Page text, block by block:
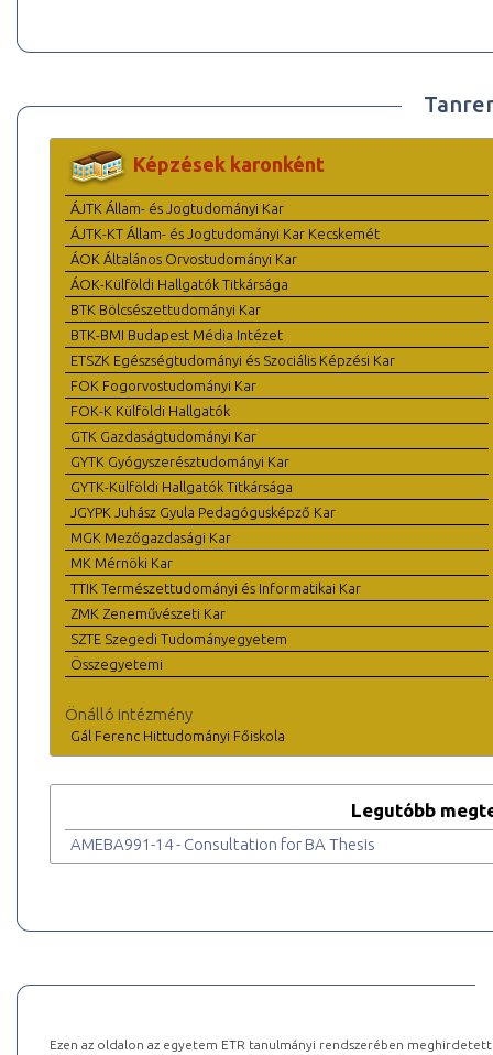
Képzések karonként
ÁJTK Állam- és Jogtudományi Kar
ÁJTK-KT Állam- és Jogtudományi Kar Kecskemét
ÁOK Általános Orvostudományi Kar
ÁOK-Külföldi Hallgatók Titkársága
BTK Bölcsészettudományi Kar
BTK-BMI Budapest Média Intézet
ETSZK Egészségtudományi és Szociális Képzési Kar
FOK Fogorvostudományi Kar
FOK-K Külföldi Hallgatók
GTK Gazdaságtudományi Kar
GYTK Gyógyszerésztudományi Kar
GYTK-Külföldi Hallgatók Titkársága
JGYPK Juhász Gyula Pedagógusképző Kar
MGK Mezőgazdasági Kar
MK Mérnöki Kar
TTIK Természettudományi és Informatikai Kar
ZMK Zeneművészeti Kar
SZTE Szegedi Tudományegyetem
Összegyetemi
Önálló intézmény
Gál Ferenc Hittudományi Főiskola
Legutóbb
AMEBA991-14 - Consultation for BA Thesis
Ezen az oldalon az egyetem ETR tanulmányi rendszerében